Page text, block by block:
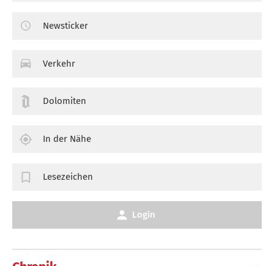
Newsticker
Verkehr
Dolomiten
In der Nähe
Lesezeichen
Login